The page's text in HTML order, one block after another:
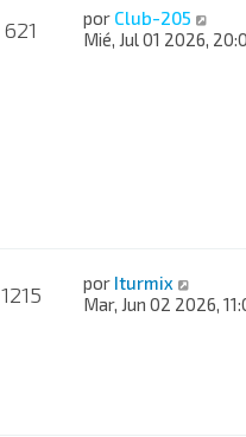
621 por Club-205
Mié, Jul 01 2026,
1215 por Iturmix
Mar, Jun 02 2026,